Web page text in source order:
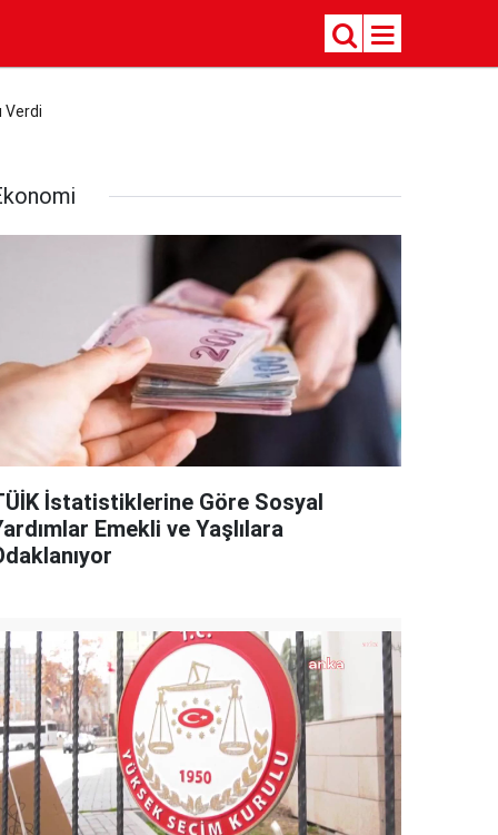
Verdi
İstatistiklerine Göre Sosyal
Emekli ve Yaşlılara